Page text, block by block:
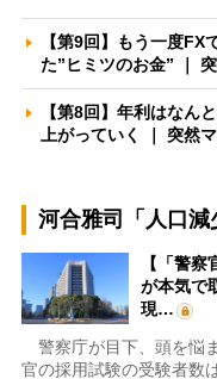
【第9回】もう一度
た”ヒミツのお金” ｜
【第8回】年利はな
上がっていく ｜ 突然
河合雅司「人口減
【「警
が本気で
現…
警察庁が目下、頭を悩
官の採用試験の受験者数